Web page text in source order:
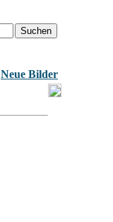
Neue Bilder